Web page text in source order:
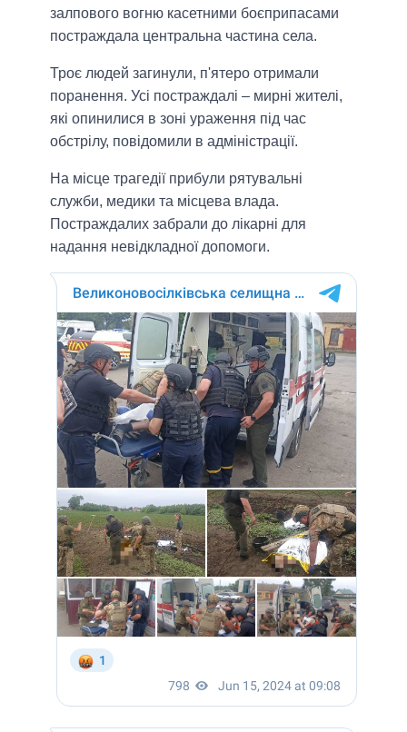
залпового вогню касетними боєприпасами
постраждала центральна частина села.
Троє людей загинули, п'ятеро отримали
поранення. Усі постраждалі – мирні жителі,
які опинилися в зоні ураження під час
обстрілу, повідомили в адміністрації.
На місце трагедії прибули рятувальні
служби, медики та місцева влада.
Постраждалих забрали до лікарні для
надання невідкладної допомоги.